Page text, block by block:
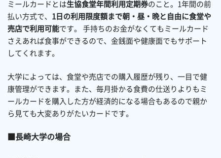
ミールカードとは生協食堂年間利用定期券のこと。1年間の前
払い方式で、 1日の利用限度額まで朝・昼・晩と自由に食堂や
売店で利用可能です。 手持ちのお金がなくてもミールカード
さえあれば食事ができるので、金銭面や健康面でもサポート
してくれます。
大学によっては、食堂や売店での購入履歴が残り、一目で健
康管理ができます。また、毎月掛かる食費の仕送りよりもミ
ールカードを購入した方が経済的になる場合もあるので親か
ら見ても大変ありがたいカードです。
長崎大学の場合